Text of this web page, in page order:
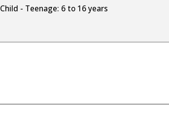
Child - Teenage: 6 to 16 years